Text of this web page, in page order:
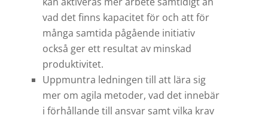
vad det finns kapacitet för och att för
många samtida pågående initiativ
också ger ett resultat av minskad
produktivitet.
Uppmuntra ledningen till att lära sig
mer om agila metoder, vad det innebär
i förhållande till ansvar samt vilka krav